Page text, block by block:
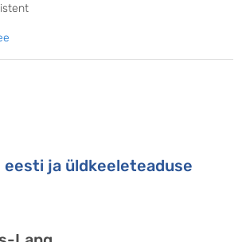
eesti ja üldkeeleteaduse